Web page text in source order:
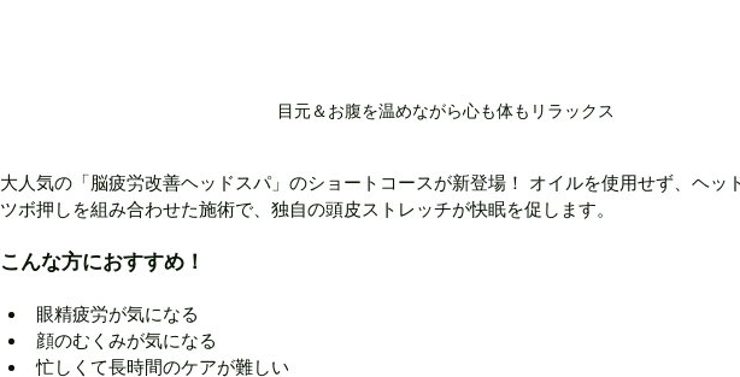
目元＆お腹を温めながら心も体もリラックス
大人気の「脳疲労改善ヘッドスパ」のショートコースが新登場！ オイルを使用せず、ヘッ
ツボ押しを組み合わせた施術で、独自の頭皮ストレッチが快眠を促します。
こんな方におすすめ！
眼精疲労が気になる
顔のむくみが気になる
忙しくて長時間のケアが難しい